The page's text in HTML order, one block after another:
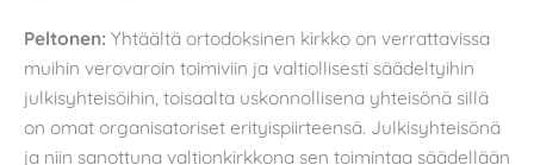
Peltonen: Yhtäältä ortodoksinen kirkko on verrattavissa
muihin verovaroin toimiviin ja valtiollisesti säädeltyihin
julkisyhteisöihin, toisaalta uskonnollisena yhteisönä sillä
on omat organisatoriset erityispiirteensä. Julkisyhteisönä
ja niin sanottuna valtionkirkkona sen toimintaa säädellään